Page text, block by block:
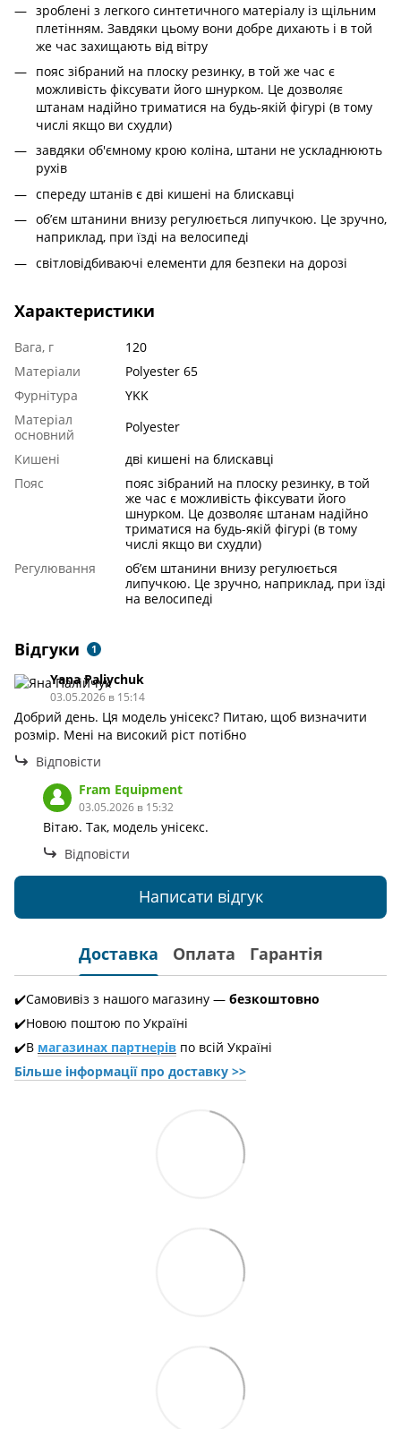
зроблені з легкого синтетичного матеріалу із щільним
плетінням. Завдяки цьому вони добре дихають і в той
же час захищають від вітру
пояс зібраний на плоску резинку, в той же час є
можливість фіксувати його шнурком. Це дозволяє
штанам надійно триматися на будь-якій фігурі (в тому
числі якщо ви схудли)
завдяки об'ємному крою коліна, штани не ускладнюють
рухів
спереду штанів є дві кишені на блискавці
об’єм штанини внизу регулюється липучкою. Це зручно,
наприклад, при їзді на велосипеді
світловідбиваючі елементи для безпеки на дорозі
Характеристики
Вага, г
120
Матеріали
Polyester 65
Фурнітура
YKK
Матеріал
основний
Polyester
Кишені
дві кишені на блискавці
Пояс
пояс зібраний на плоску резинку, в той
же час є можливість фіксувати його
шнурком. Це дозволяє штанам надійно
триматися на будь-якій фігурі (в тому
числі якщо ви схудли)
Регулювання
об’єм штанини внизу регулюється
липучкою. Це зручно, наприклад, при їзді
на велосипеді
Відгуки 1
Yana Paliychuk
03.05.2026 в 15:14
Добрий день. Ця модель унісекс? Питаю, щоб визначити
розмір. Мені на високий ріст потібно
Відповісти
Fram Equipment
03.05.2026 в 15:32
Вітаю. Так, модель унісекс.
Відповісти
Написати відгук
Доставка Оплата Гарантія
✔️Самовивіз з нашого магазину — безкоштовно
✔️Новою поштою по Україні
✔️В магазинах партнерів по всій Україні
Більше інформації про доставкy >>